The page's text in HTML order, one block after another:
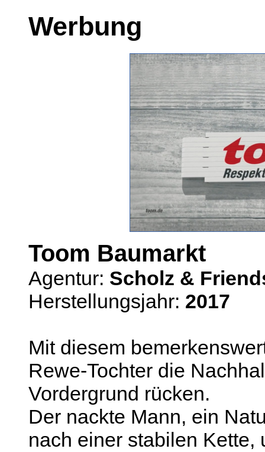
Werbung
Toom Baumarkt
Agentur: Scholz &
Herstellungsjahr: 2017
Mit diesem
Rewe-Tochter die
Vordergrund rücken.
Der nackte Mann, ein
nach einer stabilen Kette,